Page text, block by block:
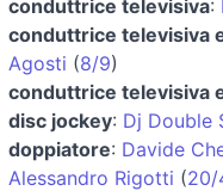
conduttrice televisiva:
conduttrice televisiva
Agosti (8/9)
conduttrice televisiva
disc jockey: Dj Double
doppiatore: Davide
Alessandro Rigotti (20/